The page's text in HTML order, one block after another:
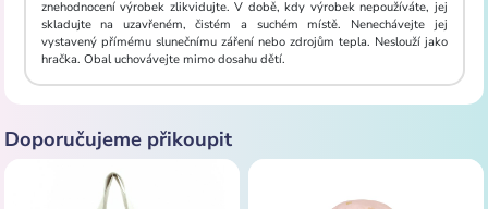
znehodnocení výrobek zlikvidujte. V době, kdy výrobek nepoužíváte, jej
skladujte na uzavřeném, čistém a suchém místě. Nenechávejte jej
vystavený přímému slunečnímu záření nebo zdrojům tepla. Neslouží jako
hračka. Obal uchovávejte mimo dosahu dětí.
Doporučujeme přikoupit